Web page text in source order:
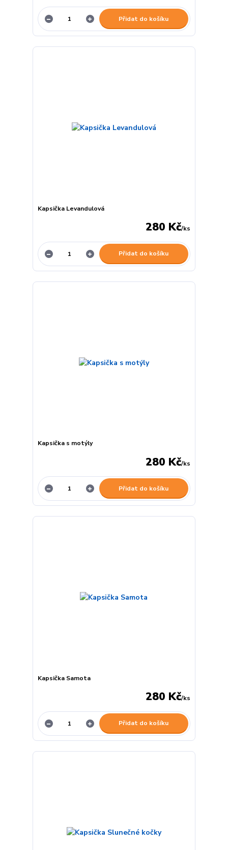
Přidat do košíku
Kapsička Levandulová
280 Kč/ks
Přidat do košíku
Kapsička s motýly
280 Kč/ks
Přidat do košíku
Kapsička Samota
280 Kč/ks
Přidat do košíku